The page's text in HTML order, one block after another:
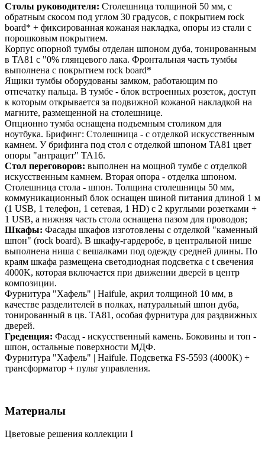
Столы руководителя: Столешница толщиной 50 мм, с
обратным скосом под углом 30 градусов, с покрытием rock
board* + фиксированная кожаная накладка, опоры из стали с
порошковым покрытием.
Корпус опорной тумбы отделан шпоном дуба, тонированным
в TA81 с "0% глянцевого лака. Фронтальная часть тумбы
выполнена с покрытием rock board*
Ящики тумбы оборудованы замком, работающим по
отпечатку пальца. В тумбе - блок встроенных розеток, доступ
к которым открывается за подвижной кожаной накладкой на
магните, размещенной на столешнице.
Опционно тумба оснащена подъемным столиком для
ноутбука. Брифинг: Столешница - с отделкой искусственным
камнем. У брифинга под стол с отделкой шпоном TA81 цвет
опоры "антрацит" TA16.
Стол переговоров: выполнен на мощной тумбе с отделкой
искусственным камнем. Вторая опора - отделка шпоном.
Столешница стола - шпон. Толщина столешницы 50 мм,
коммуникационный блок оснащен шиной питания длиной 1 м
(1 USB, 1 телефон, 1 сетевая, 1 HD) с 2 круглыми розетками +
1 USB, а нижняя часть стола оснащена пазом для проводов;
Шкафы: Фасады шкафов изготовлены с отделкой "каменный
шпон" (rock board). В шкафу-гардеробе, в центральной нише
выполнена ниша с вешалками под одежду средней длины. По
краям шкафа размещена светодиодная подсветка c t свечения
4000K, которая включается при движении дверей в центр
композиции.
Фурнитура "Хафель" | Haifule, акрил толщиной 10 мм, в
качестве разделителей в полках, натуральный шпон дуба,
тонированный в цв. TA81, особая фурнитура для раздвижных
дверей.
Греденция: Фасад - искусственный камень. Боковины и топ -
шпон, остальные поверхности МДФ.
Фурнитура "Хафель" | Haifule. Подсветка FS-5593 (4000K) +
трансформатор + пульт управления.
Материалы
Цветовые решения коллекции I